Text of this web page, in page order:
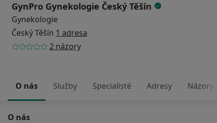
GynPro Gynekologie Český Těšín
Gynekologie
Český Těšín 1 adresa
2 názory
O nás Služby Specialisté Adresy Názory
O nás